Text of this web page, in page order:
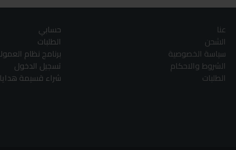
عنا
الشحن
سياسة الخصوصية
الشروط والاحكام
الطلبات
حسابي
الطلبات
برنامج نظام
تسجيل الدخول
شراء قسيمة هدايا